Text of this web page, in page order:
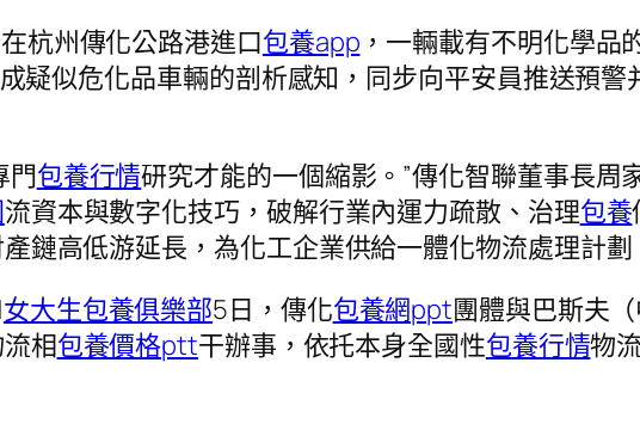
杭州傳化公路港進口包養app ，一輛載有不明化學品
疑似危化品車輛的剖析感知，同步向平安員推送預警
門包養行情研究才能的一個縮影。”傳化智聯董事長周
流資本與數字化技巧，破解行業內運力疏散、治理包養
鏈高低游延長，為化工企業供給一體化物流處理計劃
女大生包養俱樂部5日，傳化包養網ppt團體與巴斯夫
相包養價格ptt干辦事，依托本身全國性包養行情物